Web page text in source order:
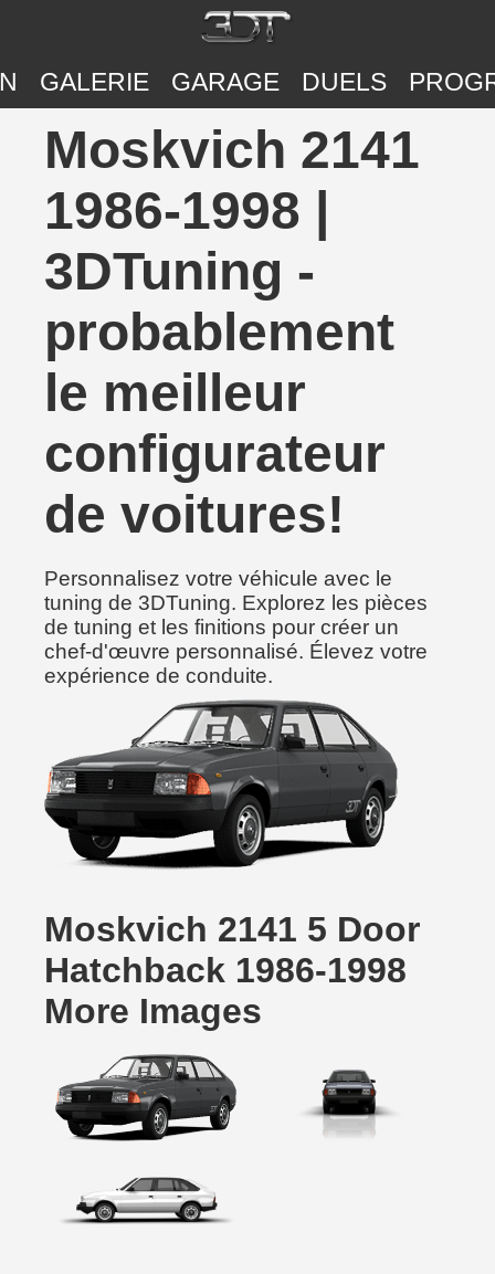
GALERIE GARAGE DUELS
Moskvich 2141
1986-1998 |
3DTuning -
probablement
le meilleur
configurateur
de voitures!
Personnalisez votre véhicule avec le
tuning de 3DTuning. Explorez les pièces
de tuning et les finitions pour créer un
chef-d'œuvre personnalisé. Élevez votre
expérience de conduite.
Moskvich 2141 5 Door
Hatchback 1986-1998
More Images